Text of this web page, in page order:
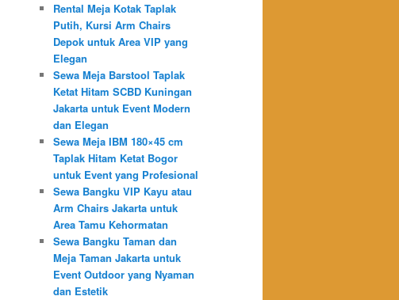
Rental Meja Kotak Taplak
Putih, Kursi Arm Chairs
Depok untuk Area VIP yang
Elegan
Sewa Meja Barstool Taplak
Ketat Hitam SCBD Kuningan
Jakarta untuk Event Modern
dan Elegan
Sewa Meja IBM 180×45 cm
Taplak Hitam Ketat Bogor
untuk Event yang Profesional
Sewa Bangku VIP Kayu atau
Arm Chairs Jakarta untuk
Area Tamu Kehormatan
Sewa Bangku Taman dan
Meja Taman Jakarta untuk
Event Outdoor yang Nyaman
dan Estetik